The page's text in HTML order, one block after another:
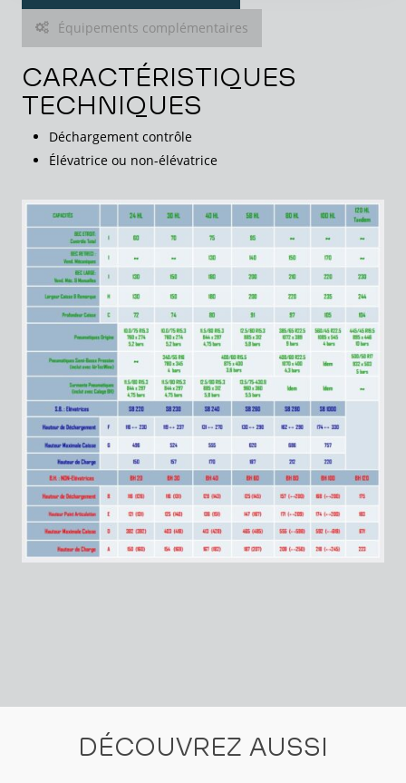
Équipements complémentaires
CARACTÉRISTIQUES
TECHNIQUES
Déchargement contrôle
Élévatrice ou non-élévatrice
DÉCOUVREZ AUSSI